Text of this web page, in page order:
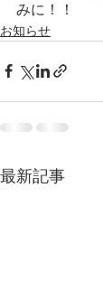
みに！！
お知らせ
最新記事